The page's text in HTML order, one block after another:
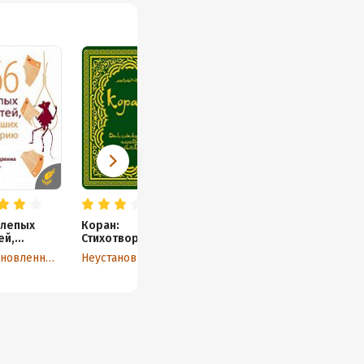
в
Премия
Неустановленный автор
Коран:
Стихотворный
перевод